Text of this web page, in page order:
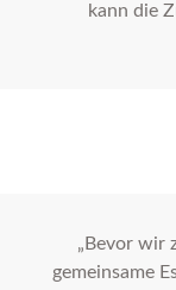
kann die
„Bevor wir
gemeinsame